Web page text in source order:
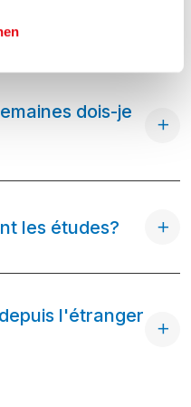
dois-je
les études?
l'étranger